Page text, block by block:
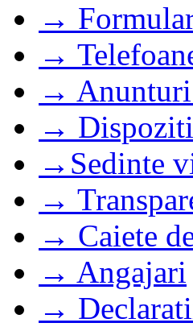
→
→
→
→
→Sedinte
→
→ Caiete
→ Angajari
→